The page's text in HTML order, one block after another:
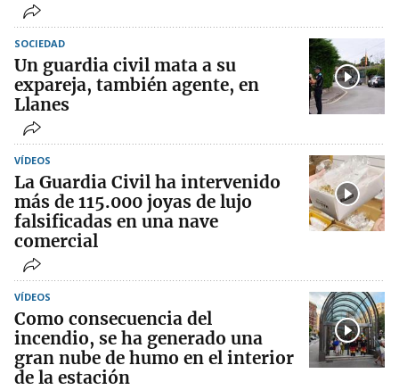
SOCIEDAD
Un guardia civil mata a su
expareja, también agente, en
Llanes
VÍDEOS
La Guardia Civil ha intervenido
más de 115.000 joyas de lujo
falsificadas en una nave
comercial
VÍDEOS
Como consecuencia del
incendio, se ha generado una
gran nube de humo en el interior
de la estación